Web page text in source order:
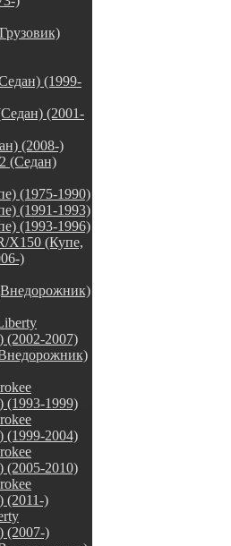
(1999-
(2001-
(2008-)
(Седан)
(1975-1990)
(1991-1993)
(1993-1996)
X150 (Купе,
)
(2002-2007)
(1993-1999)
(1999-2004)
(2005-2010)
(2011-)
(2007-)